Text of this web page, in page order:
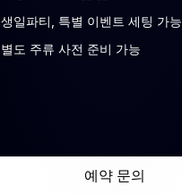
생일파티, 특별 이벤트 세팅 가능
별도 주류 사전 준비 가능
예약 문의